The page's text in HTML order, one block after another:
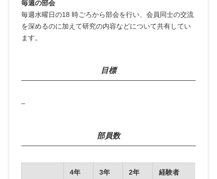
毎週の部会
毎週水曜日の18 時ごろから部会を行い、会員同士の交流
を深めるのに加えて研究の内容などについて共有してい
ます。
目標
–
部員数
4年
3年
2年
経験者